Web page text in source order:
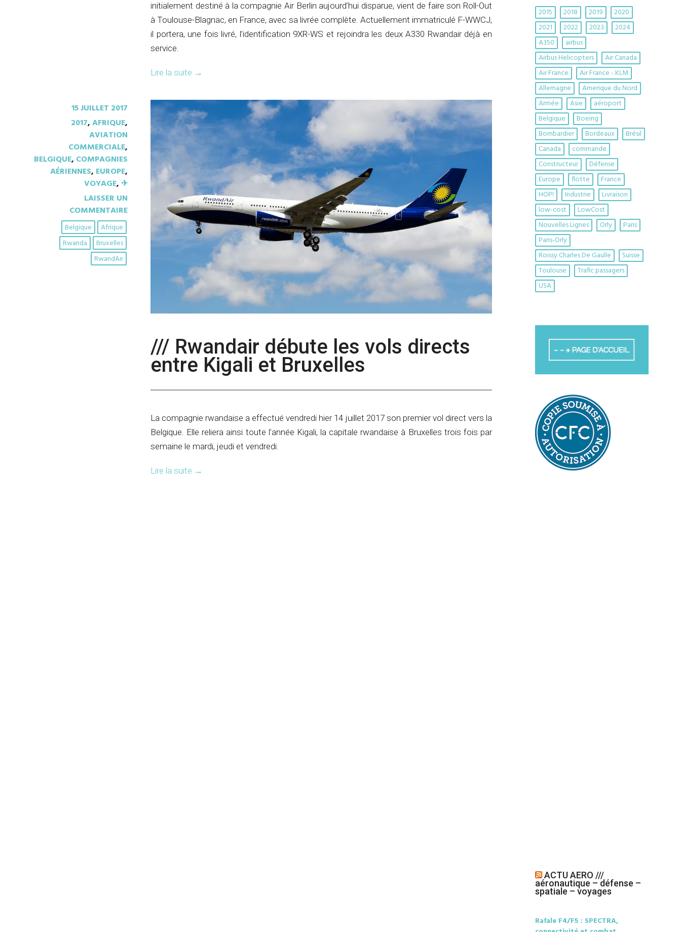
initialement destiné à la compagnie Air Berlin aujourd’hui disparue, vient de faire son Roll-Out
à Toulouse-Blagnac, en France, avec sa livrée complète. Actuellement immatriculé F-WWCJ,
il portera, une fois livré, l’identification 9XR-WS et rejoindra les deux A330 Rwandair déjà en
service.
Lire la suite →
15 JUILLET 2017
2017,AFRIQUE,
AVIATION
COMMERCIALE,
BELGIQUE, COMPAGNIES
AÉRIENNES, EUROPE,
VOYAGE, ✈︎
LAISSER UN
COMMENTAIRE
Afrique
Belgique
Bruxelles
Rwanda
RwandAir
/// Rwandair débute les vols directs
entre Kigali et Bruxelles
La compagnie rwandaise a effectué vendredi hier 14 juillet 2017 son premier vol direct vers la
Belgique. Elle reliera ainsi toute l’année Kigali, la capitale rwandaise à Bruxelles trois fois par
semaine le mardi, jeudi et vendredi.
Lire la suite →
2015 2018 2019
2020
2021
2022 2023
2024
A350
airbus
Airbus Helicopters
Air Canada
Air France
Air France - KLM
Allemagne
Amerique du Nord
Armée
Asie
aéroport
Belgique
Boeing
Bombardier
Bordeaux
Brésil
Canada
commande
Constructeur
Défense
Europe
flotte
France
HOP!
Industrie
Livraison
low-cost
LowCost
Nouvelles Lignes
Orly
Paris
Paris-Orly
Roissy Charles De Gaulle
Suisse
Toulouse
Trafic passagers
USA
ACTU AERO ///
aéronautique – défense –
spatiale – voyages
Rafale F4/F5 : SPECTRA,